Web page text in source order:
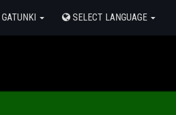
GATUNKI SELECT LANGUAGE